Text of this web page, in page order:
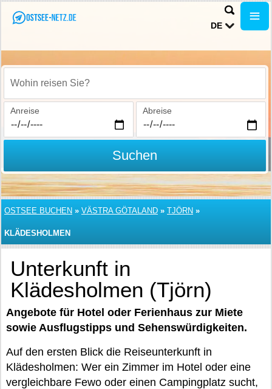
DE
Wohin reisen Sie?
Anreise Abreise
Suchen
OSTSEE BUCHEN » VÄSTRA GÖTALAND » TJÖRN »
KLÄDESHOLMEN
Unterkunft in
Klädesholmen (Tjörn)
Angebote für Hotel oder Ferienhaus zur Miete
sowie Ausflugstipps und Sehenswürdigkeiten.
Auf den ersten Blick die Reiseunterkunft in
Klädesholmen: Wer ein Zimmer im Hotel oder eine
vergleichbare Fewo oder einen Campingplatz sucht,